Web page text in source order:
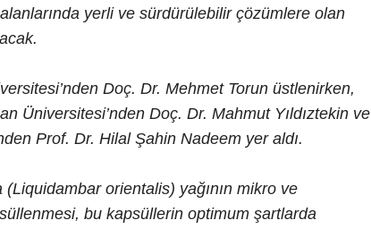
yerli ve sürdürülebilir çözümlere olan
Doç. Dr. Mehmet Torun üstlenirken,
Üniversitesi’nden Doç. Dr. Mahmut Yıldıztekin ve
Prof. Dr. Hilal Şahin Nadeem yer aldı.
orientalis) yağının mikro ve
bu kapsüllerin optimum şartlarda